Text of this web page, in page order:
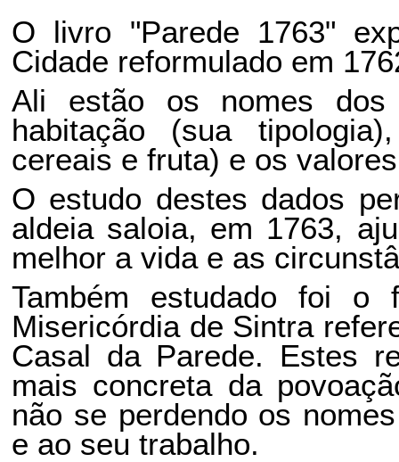
O livro "Parede 1763"
Cidade reformulado em
Ali estão os nomes dos
habitação (sua
cereais e fruta) e os
O estudo destes dados
aldeia saloia, em 1763,
melhor a vida e as
Também estudado foi o
Misericórdia de Sintra
Casal da Parede. Estes
mais concreta da
não se perdendo os
e ao seu trabalho.